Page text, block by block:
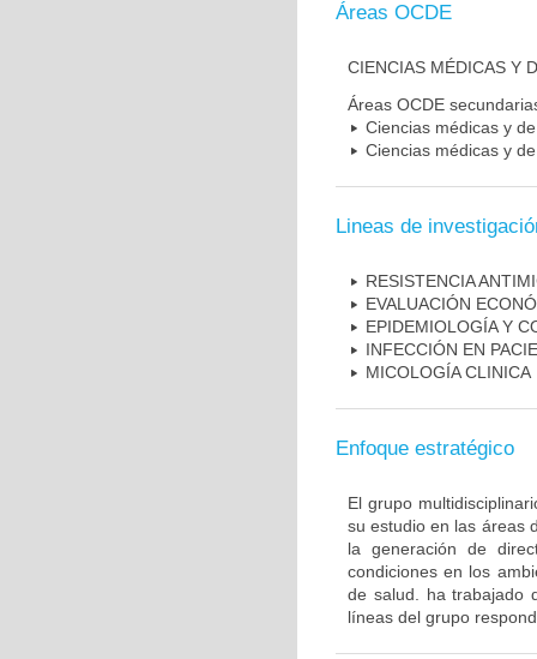
Áreas OCDE
CIENCIAS MÉDICAS Y
Áreas OCDE
Ciencias médicas y
Ciencias médicas y
Lineas de
RESISTENCIA
EVALUACIÓN
EPIDEMIOLOGÍA Y
INFECCIÓN EN
MICOLOGÍA CLINICA
Enfoque estratégico
El grupo
su estudio en las áreas
la generación de
condiciones en los
de salud. ha trabajado
líneas del grupo